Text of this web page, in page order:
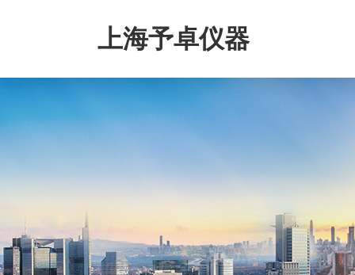
上海予卓仪器